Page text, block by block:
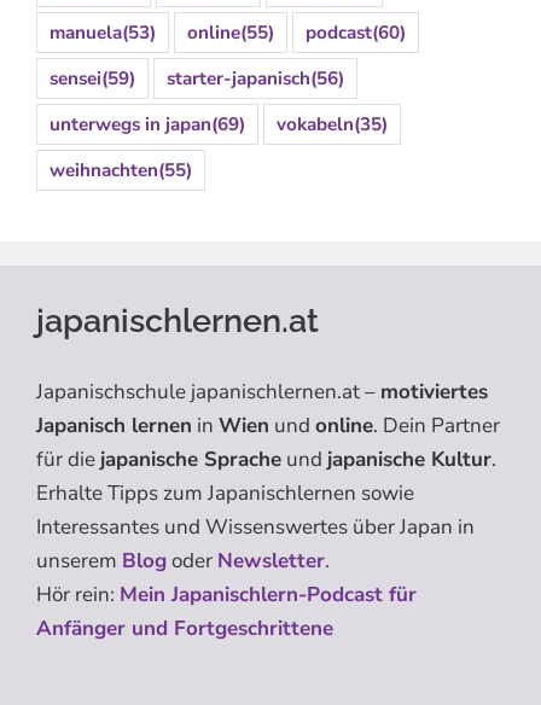
manuela(53) online(55) podcast(60)
sensei(59) starter-japanisch(56)
unterwegs in japan(69) vokabeln(35)
weihnachten(55)
japanischlernen.at
Japanischschule japanischlernen.at – motiviertes
Japanisch lernen in Wien und online. Dein Partner
für die japanische Sprache und japanische Kultur.
Erhalte Tipps zum Japanischlernen sowie
Interessantes und Wissenswertes über Japan in
unserem Blogoder Newsletter.
Hör rein: Mein Japanischlern-Podcast für
Anfänger und Fortgeschrittene